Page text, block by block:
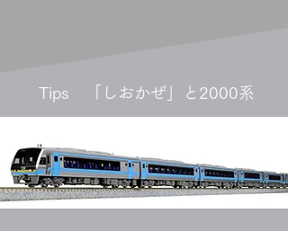
Tips 「しおかぜ」と2000系